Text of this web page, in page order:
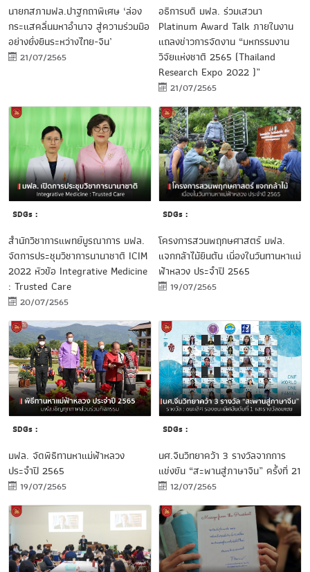
นายกสภามฟล.ปาฐกถาพิเศษ ‘ล่อง
กระแสคลื่นมหาอำนาจ สู่ความร่วมมือ
อย่างยั่งยืนระหว่างไทย-จีน’
21/07/2565
อธิการบดี มฟล. ร่วมเสวนา
Platinum Award Talk ภายในงาน
แถลงข่าวการจัดงาน “มหกรรมงาน
วิจัยแห่งชาติ 2565 (Thailand
Research Expo 2022 )”
21/07/2565
SDGs :
สำนักวิชาการแพทย์บูรณาการ มฟล.
จัดการประชุมวิชาการนานาชาติ ICIM
2022 หัวข้อ Integrative Medicine
: Trusted Care
20/07/2565
SDGs :
โครงการสวนพฤกษศาสตร์ มฟล.
แจกกล้าไม้ยืนต้น เนื่องในวันทานหาแม่
ฟ้าหลวง ประจำปี 2565
19/07/2565
SDGs :
มฟล. จัดพิธีทานหาแม่ฟ้าหลวง
ประจำปี 2565
19/07/2565
SDGs :
นศ.จีนวิทยาคว้า 3 รางวัลจากการ
แข่งขัน “สะพานสู่ภาษาจีน” ครั้งที่ 21
12/07/2565